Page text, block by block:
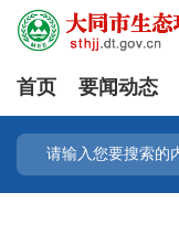
首页 要闻动态